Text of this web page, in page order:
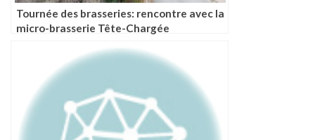
Tournée des brasseries: rencontre avec la
micro-brasserie Tête-Chargée